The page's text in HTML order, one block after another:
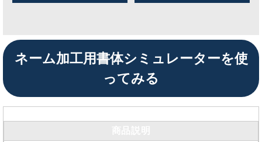
ネーム加工用書体シミュレーターを使
ってみる